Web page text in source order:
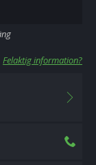
Felaktig information?